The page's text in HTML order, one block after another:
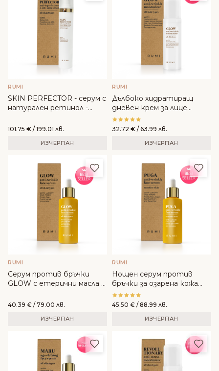
RUMI
SKIN PERFECTOR - серум с
натурален ретинол -
101.75 € / 199.01 лв.
ИЗЧЕРПАН
RUMI
Дълбоко хидратиращ
дневен крем за лице
GLOW - RUMI
32.72 € / 63.99 лв.
ИЗЧЕРПАН
Добави в любими
RUMI
Серум против бръчки
GLOW с етерични масла -
40.39 € / 79.00 лв.
ИЗЧЕРПАН
RUMI
Нощен серум против
бръчки за озарена кожа
PUGA – RUMI
45.50 € / 88.99 лв.
ИЗЧЕРПАН
Добави в любими